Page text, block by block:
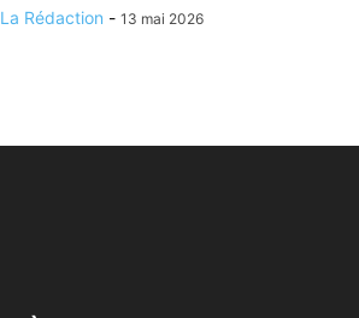
La Rédaction - 13 mai 2026